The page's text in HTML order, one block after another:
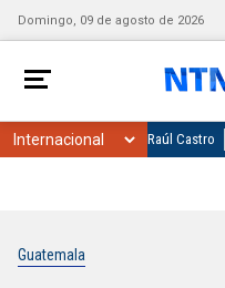
Domingo, 09 de agosto de 2026
Raúl Castro
Guatemala